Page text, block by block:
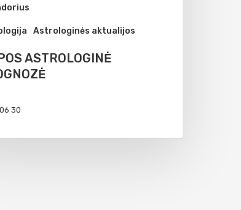
Astrologinės aktualijos
ASTROLOGINĖ
30